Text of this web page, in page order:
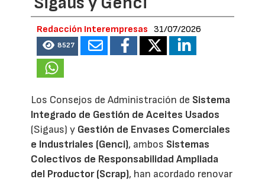
Redacción Interempresas 31/07/2026
8527
Los Consejos de Administración de Sistema
Integrado de Gestión de Aceites Usados
(Sigaus) y Gestión de Envases Comerciales
e Industriales (Genci), ambos Sistemas
Colectivos de Responsabilidad Ampliada
del Productor (Scrap), han acordado renovar